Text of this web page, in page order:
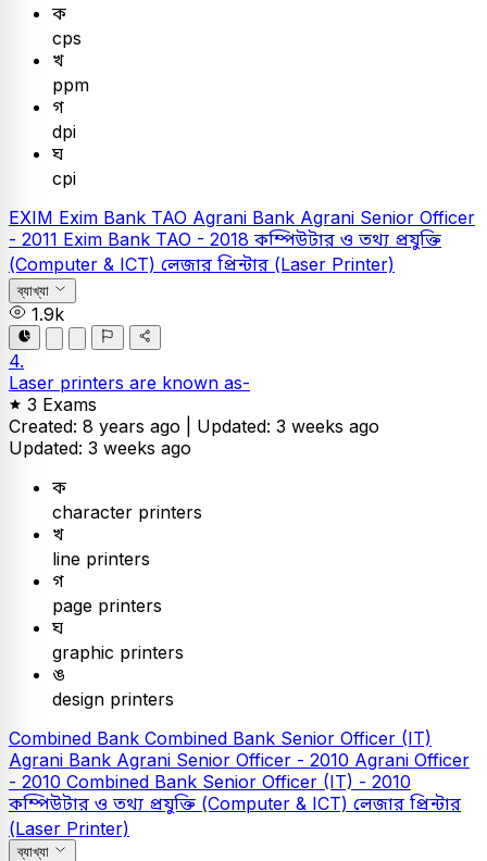
ক
cps
খ
ppm
গ
dpi
ঘ
cpi
EXIM Exim Bank TAO Agrani Bank Agrani Senior Officer
- 2011 Exim Bank TAO - 2018 কম্পিউটার ও তথ্য প্রযুক্তি
(Computer & ICT) লেজার প্রিন্টার (Laser Printer)
ব্যাখ্যা
1.9k
4.
Laser printers are known as-
3 Exams
Created: 8 years ago | Updated: 3 weeks ago
Updated: 3 weeks ago
ক
character printers
খ
line printers
গ
page printers
ঘ
graphic printers
ঙ
design printers
Combined Bank Combined Bank Senior Officer (IT)
Agrani Bank Agrani Senior Officer - 2010 Agrani Officer
- 2010 Combined Bank Senior Officer (IT) - 2010
কম্পিউটার ও তথ্য প্রযুক্তি (Computer & ICT) লেজার প্রিন্টার
(Laser Printer)
ব্যাখ্যা